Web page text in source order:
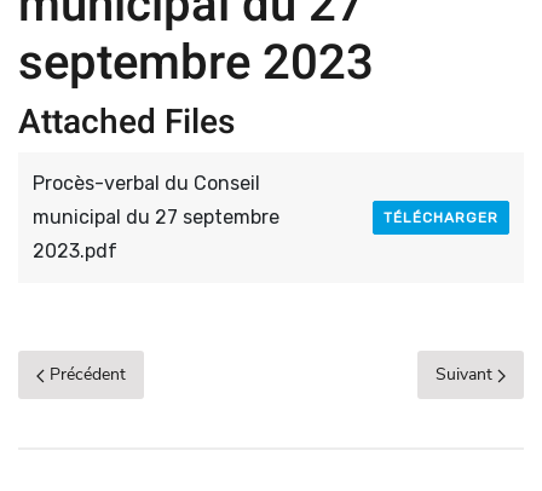
septembre 2023
Attached Files
Procès-verbal du Conseil
municipal du 27 septembre
2023.pdf
TÉLÉCHARGER
Précédent Suivant